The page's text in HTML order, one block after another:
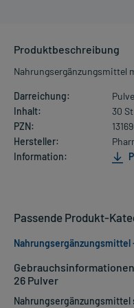
Produktbeschreibung
Nahrungsergänzungsmittel
Darreichung:
Inhalt:
30 St
PZN:
Hersteller:
Information:
26 Pulver
Nahrungsergänzungsmittel
Passende Produkt-
Nahrungsergänzungsmittel